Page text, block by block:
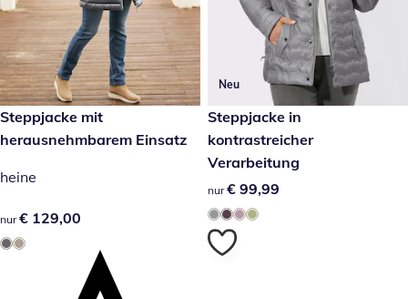
€ 129,00
Steppjacke mit
herausnehmbarem Einsatz
heine
€ 129,00
nur € 129,00
Neu
€ 99,99
Steppjacke in
kontrastreicher
Verarbeitung
€ 99,99
nur € 99,99